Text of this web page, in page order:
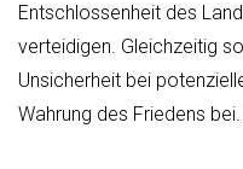
Entschlossenheit des
verteidigen. Gleichzeitig
Unsicherheit bei
Wahrung des Friedens bei.